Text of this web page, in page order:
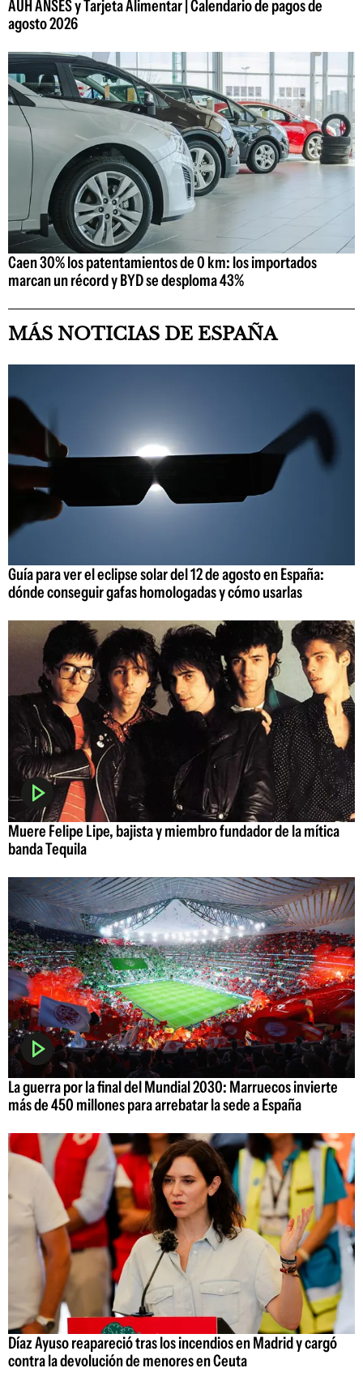
AUH ANSES y Tarjeta Alimentar | Calendario de pagos de
agosto 2026
Caen 30% los patentamientos de 0 km: los importados
marcan un récord y BYD se desploma 43%
MÁS NOTICIAS DE ESPAÑA
Guía para ver el eclipse solar del 12 de agosto en España:
dónde conseguir gafas homologadas y cómo usarlas
Muere Felipe Lipe, bajista y miembro fundador de la mítica
banda Tequila
La guerra por la final del Mundial 2030: Marruecos invierte
más de 450 millones para arrebatar la sede a España
Díaz Ayuso reapareció tras los incendios en Madrid y cargó
contra la devolución de menores en Ceuta